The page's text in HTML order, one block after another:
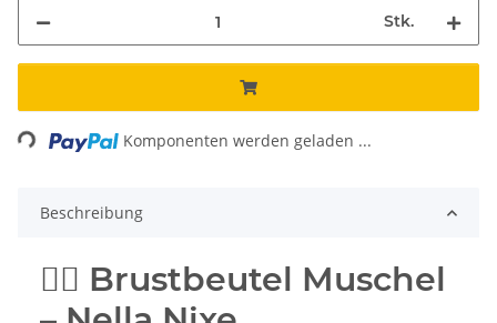
Stk.
Loading... Komponenten werden geladen ...
Beschreibung
🧜‍♀️ Brustbeutel Muschel